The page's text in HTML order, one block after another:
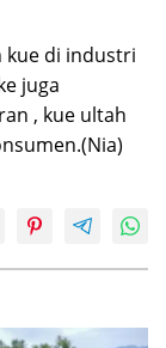
kue di industri
juga
, kue ultah